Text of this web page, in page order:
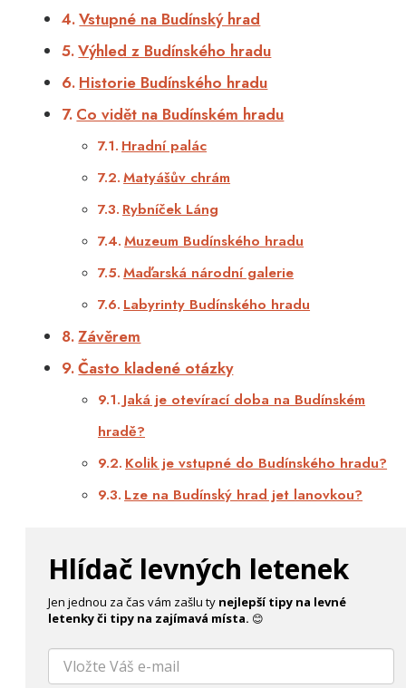
Vstupné na Budínský hrad
Výhled z Budínského hradu
Historie Budínského hradu
Co vidět na Budínském hradu
Hradní palác
Matyášův chrám
Rybníček Láng
Muzeum Budínského hradu
Maďarská národní galerie
Labyrinty Budínského hradu
Závěrem
Často kladené otázky
Jaká je otevírací doba na Budínském
hradě?
Kolik je vstupné do Budínského hradu?
Lze na Budínský hrad jet lanovkou?
Hlídač levných letenek
Jen jednou za čas vám zašlu ty nejlepší tipy na levné
letenky či tipy na zajímavá místa. 😊